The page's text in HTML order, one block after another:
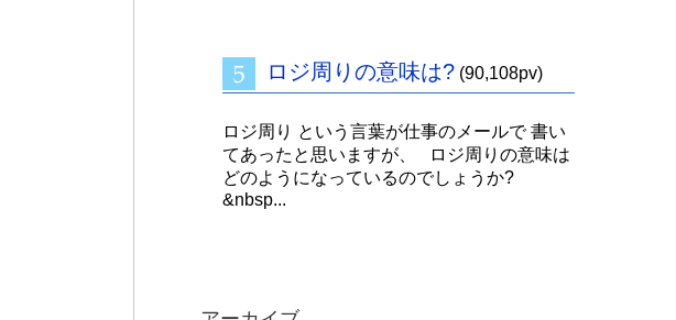
ロジ周りの意味は? (90,108pv)
ロジ周り という言葉が仕事のメールで 書い
てあったと思いますが、 ロジ周りの意味は
どのようになっているのでしょうか?
&nbsp...